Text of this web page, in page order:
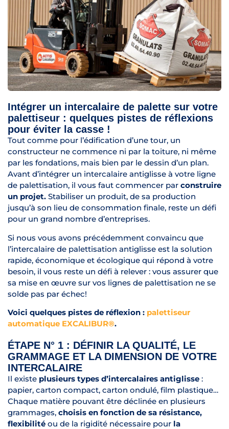
Intégrer un intercalaire de palette sur votre
palettiseur : quelques pistes de réflexions
pour éviter la casse !
Tout comme pour l’édification d’une tour, un
constructeur ne commence ni par la toiture, ni même
par les fondations, mais bien par le dessin d’un plan.
Avant d’intégrer un intercalaire antiglisse à votre ligne
de palettisation, il vous faut commencer par construire
un projet. Stabiliser un produit, de sa production
jusqu’à son lieu de consommation finale, reste un défi
pour un grand nombre d’entreprises.
Si nous vous avons précédemment convaincu que
l’intercalaire de palettisation antiglisse est la solution
rapide, économique et écologique qui répond à votre
besoin, il vous reste un défi à relever : vous assurer que
sa mise en œuvre sur vos lignes de palettisation ne se
solde pas par échec!
Voici quelques pistes de réflexion : palettiseur
automatique EXCALIBUR®.
ÉTAPE N° 1 : DÉFINIR LA QUALITÉ, LE
GRAMMAGE ET LA DIMENSION DE VOTRE
INTERCALAIRE
Il existe plusieurs types d’intercalaires antiglisse :
papier, carton compact, carton ondulé, film plastique…
Chaque matière pouvant être déclinée en plusieurs
grammages, choisis en fonction de sa résistance,
flexibilité ou de la rigidité nécessaire pour la